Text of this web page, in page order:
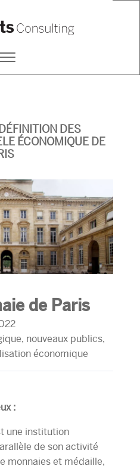
Primary
DES
ÉCONOMIQUE DE
de Paris
nouveaux publics,
économique
:
une institution
de son activité
monnaies et médaille,